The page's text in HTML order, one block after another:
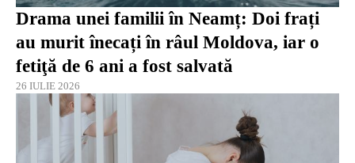
Drama unei familii în Neamț: Doi frați
au murit înecați în râul Moldova, iar o
fetiţă de 6 ani a fost salvată
26 IULIE 2026